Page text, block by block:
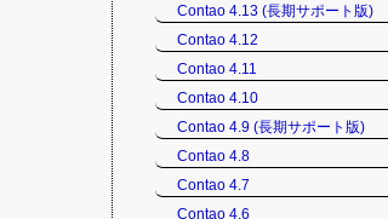
Contao 4.13 (長期サポート版)
Contao 4.12
Contao 4.11
Contao 4.10
Contao 4.9 (長期サポート版)
Contao 4.8
Contao 4.7
Contao 4.6